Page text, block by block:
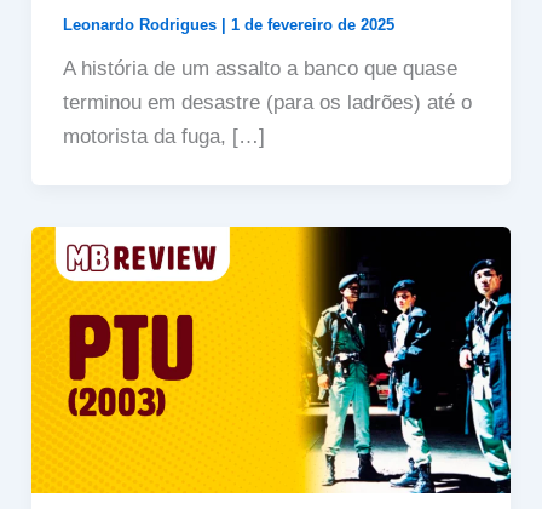
Leonardo Rodrigues 1 de fevereiro de 2025
A história de um assalto a banco que quase
terminou em desastre (para os ladrões) até o
motorista da fuga, […]